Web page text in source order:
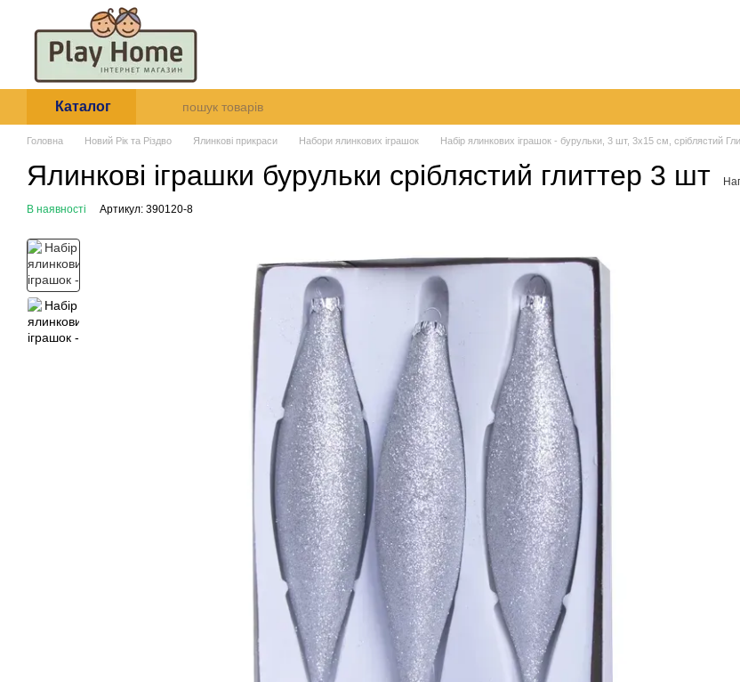
Перейти до основного контенту
Каталог
Головна Новий Рік та Різдво Ялинкові прикраси Набори ялинкових іграшок Набір ялинкових іграшок - бурульки, 3 шт, 3x15 см, сріблястий
Ялинкові іграшки бурульки сріблястий глиттер 3 шт
В наявності Артикул: 390120-8